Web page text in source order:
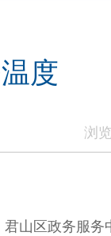
度
浏
山区政务服务